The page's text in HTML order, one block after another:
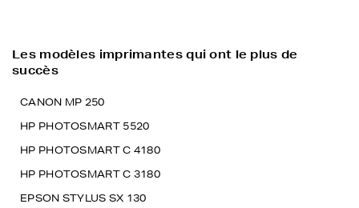
Les modèles imprimantes qui ont le plus de
succès
CANON MP 250
HP PHOTOSMART 5520
HP PHOTOSMART C 4180
HP PHOTOSMART C 3180
EPSON STYLUS SX 130